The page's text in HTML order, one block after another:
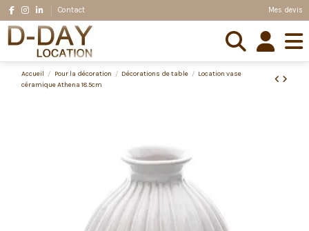
Contact Mes devis
Accueil Pour la décoration Décorations de table
Location vase
céramique Athena 18.5cm